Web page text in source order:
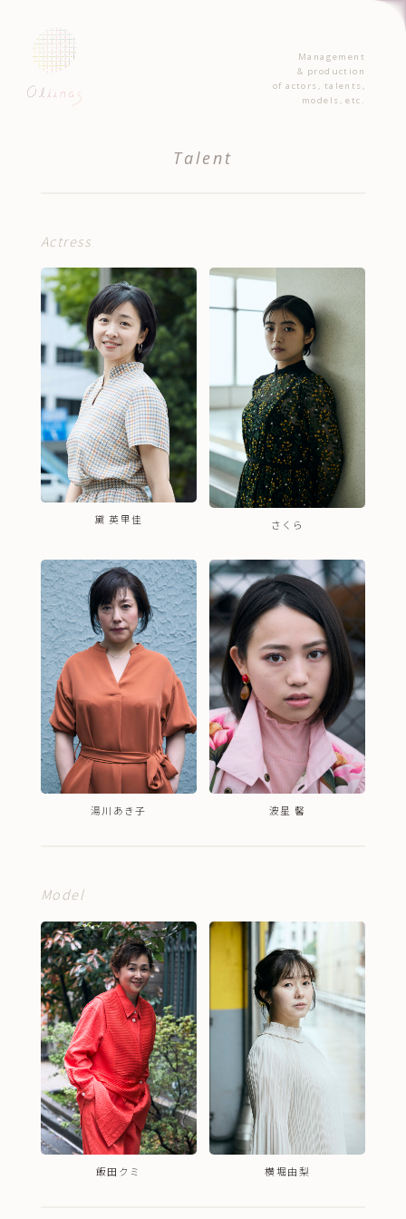
Management
& production
of actors, talents,
models, etc.
Talent
Actress
黛 英里佳 さくら
湯川あき子 波星 馨
Model
飯田クミ 横堀由梨